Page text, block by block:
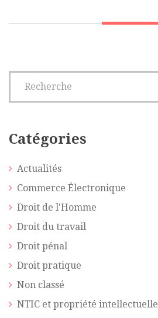
Catégories
Actualités
Commerce Électronique
Droit de l'Homme
Droit du travail
Droit pénal
Droit pratique
Non classé
NTIC et propriété intellectuelle